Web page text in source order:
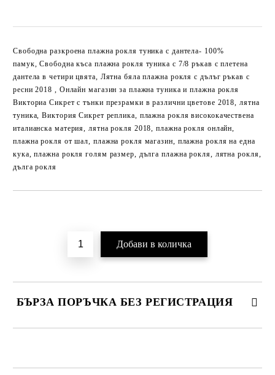
Свободна разкроена плажна рокля туника с дантела- 100%
памук, Свободна къса плажна рокля туника с 7/8 ръкав с плетена
дантела в четири цвята, Лятна бяла плажна рокля с дълъг ръкав с
ресни 2018 , Онлайн магазин за плажна туника и плажна рокля
Викториа Сикрет с тънки презрамки в различни цветове 2018, лятна
туника, Виктория Сикрет реплика, плажна рокля висококачествена
италианска материя, лятна рокля 2018, плажна рокля онлайн,
плажна рокля от шал, плажна рокля магазин, плажна рокля на една
кука, плажна рокля голям размер, дълга плажна рокля, лятна рокля,
дълга рокля
БЪРЗА ПОРЪЧКА БЕЗ РЕГИСТРАЦИЯ